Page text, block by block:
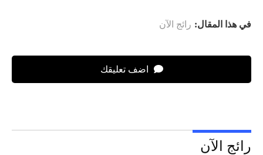
في هذا المقال: رائج الآن
اضف تعليقك
رائج الآن